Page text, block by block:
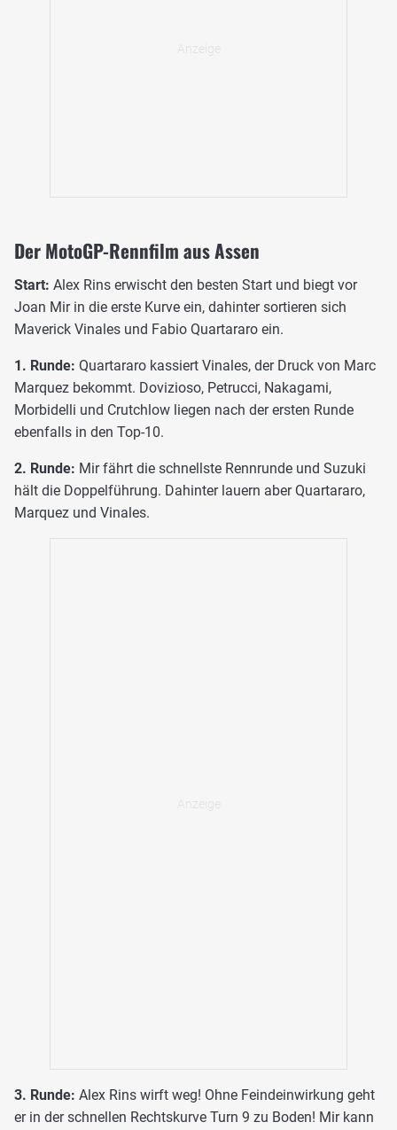
Der MotoGP-Rennfilm aus Assen
Start: Alex Rins erwischt den besten Start und biegt vor
Joan Mir in die erste Kurve ein, dahinter sortieren sich
Maverick Vinales und Fabio Quartararo ein.
1. Runde: Quartararo kassiert Vinales, der Druck von Marc
Marquez bekommt. Dovizioso, Petrucci, Nakagami,
Morbidelli und Crutchlow liegen nach der ersten Runde
ebenfalls in den Top-10.
2. Runde: Mir fährt die schnellste Rennrunde und Suzuki
hält die Doppelführung. Dahinter lauern aber Quartararo,
Marquez und Vinales.
3. Runde: Alex Rins wirft weg! Ohne Feindeinwirkung geht
er in der schnellen Rechtskurve Turn 9 zu Boden! Mir kann